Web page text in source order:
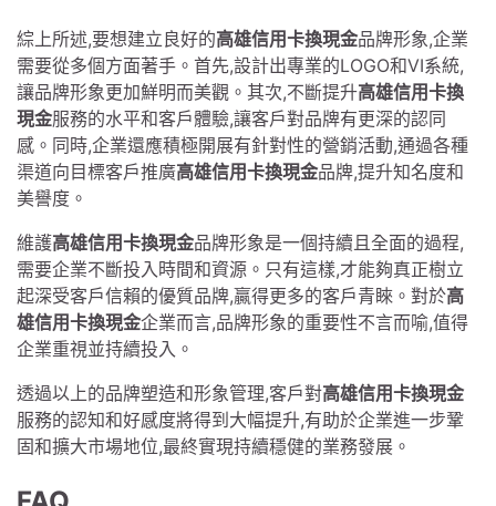
綜上所述,要想建立良好的高雄信用卡換現金品牌形象,企業
需要從多個方面著手。首先,設計出專業的LOGO和VI系統,
讓品牌形象更加鮮明而美觀。其次,不斷提升高雄信用卡換
現金服務的水平和客戶體驗,讓客戶對品牌有更深的認同
感。同時,企業還應積極開展有針對性的營銷活動,通過各種
渠道向目標客戶推廣高雄信用卡換現金品牌,提升知名度和
美譽度。
維護高雄信用卡換現金品牌形象是一個持續且全面的過程,
需要企業不斷投入時間和資源。只有這樣,才能夠真正樹立
起深受客戶信賴的優質品牌,贏得更多的客戶青睞。對於高
雄信用卡換現金企業而言,品牌形象的重要性不言而喻,值得
企業重視並持續投入。
透過以上的品牌塑造和形象管理,客戶對高雄信用卡換現金
服務的認知和好感度將得到大幅提升,有助於企業進一步鞏
固和擴大市場地位,最終實現持續穩健的業務發展。